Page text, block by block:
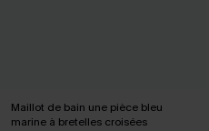
Maillot de bain une pièce bleu
marine à bretelles croisées